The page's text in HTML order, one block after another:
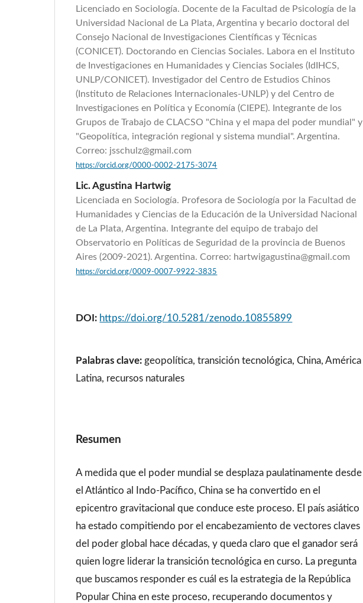
Licenciado en Sociología. Docente de la Facultad de Psicología de la
Universidad Nacional de La Plata, Argentina y becario doctoral del
Consejo Nacional de Investigaciones Científicas y Técnicas
(CONICET). Doctorando en Ciencias Sociales. Labora en el Instituto
de Investigaciones en Humanidades y Ciencias Sociales (IdIHCS,
UNLP/CONICET). Investigador del Centro de Estudios Chinos
(Instituto de Relaciones Internacionales-UNLP) y del Centro de
Investigaciones en Política y Economía (CIEPE). Integrante de los
Grupos de Trabajo de CLACSO "China y el mapa del poder mundial" y
"Geopolítica, integración regional y sistema mundial". Argentina.
Correo: jsschulz@gmail.com
https://orcid.org/0000-0002-2175-3074
Lic. Agustina Hartwig
Licenciada en Sociología. Profesora de Sociología por la Facultad de
Humanidades y Ciencias de la Educación de la Universidad Nacional
de La Plata, Argentina. Integrante del equipo de trabajo del
Observatorio en Políticas de Seguridad de la provincia de Buenos
Aires (2009-2021). Argentina. Correo: hartwigagustina@gmail.com
https://orcid.org/0009-0007-9922-3835
DOI: https://doi.org/10.5281/zenodo.10855899
Palabras clave: geopolítica, transición tecnológica, China, América
Latina, recursos naturales
Resumen
A medida que el poder mundial se desplaza paulatinamente desde
el Atlántico al Indo-Pacífico, China se ha convertido en el
epicentro gravitacional que conduce este proceso. El país asiático
ha estado compitiendo por el encabezamiento de vectores claves
del poder global hace décadas, y queda claro que el ganador será
quien logre liderar la transición tecnológica en curso. La pregunta
que buscamos responder es cuál es la estrategia de la República
Popular China en este proceso, recuperando documentos y